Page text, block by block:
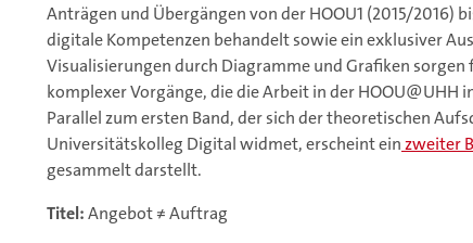
Anträgen und Übergängen von der HOOU1 (2015/2016)
digitale Kompetenzen behandelt sowie ein exklusiver
Visualisierungen durch Diagramme und Grafiken
komplexer Vorgänge, die die Arbeit in der HOOU@UHH
Parallel zum ersten Band, der sich der theoretischen
Universitätskolleg Digital widmet, erscheint einzweiter
gesammelt darstellt.
Titel:Angebot ≠ Auftrag